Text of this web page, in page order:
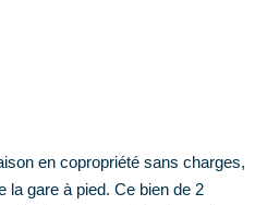
en copropriété sans charges,
la gare à pied. Ce bien de 2